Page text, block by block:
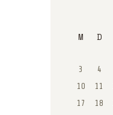
M D
3
4
10
11
17
18